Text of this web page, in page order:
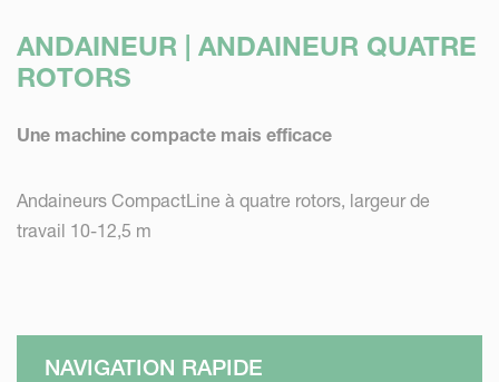
ANDAINEUR | ANDAINEUR QUATRE
ROTORS
Une machine compacte mais efficace
Andaineurs CompactLine à quatre rotors, largeur de
travail 10-12,5 m
NAVIGATION RAPIDE